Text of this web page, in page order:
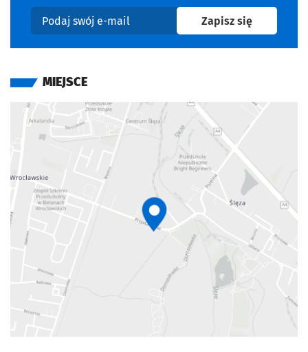
Podaj swój e-mail
Zapisz sięna
MIEJSCE